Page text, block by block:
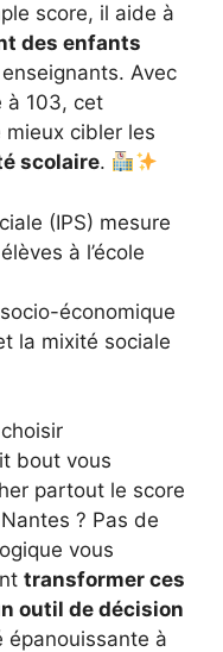
score, il aide à
des enfants
Avec
à 103, cet
cibler les
scolaire.
(IPS) mesure
à l’école
économique
la mixité sociale
bout vous
partout le score
? Pas de
vous
transformer ces
outil de décision
épanouissante à